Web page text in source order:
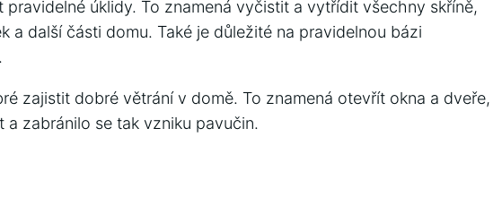
pravidelné úklidy. To znamená vyčistit a vytřídit všechny skříně,
a další části domu. Také je důležité na pravidelnou bázi
zajistit dobré větrání v domě. To znamená otevřít okna a dveře,
zabránilo se tak vzniku pavučin.